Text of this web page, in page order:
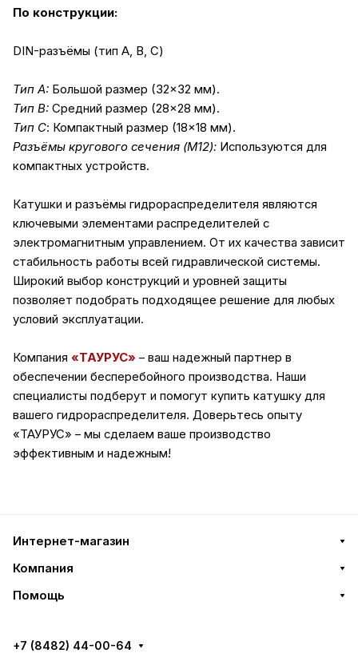
По конструкции:
DIN-разъёмы (тип A, B, C)
Тип A: Большой размер (32×32 мм).
Тип B: Средний размер (28×28 мм).
Тип C: Компактный размер (18×18 мм).
Разъёмы кругового сечения (M12): Используются для
компактных устройств.
Катушки и разъёмы гидрораспределителя являются
ключевыми элементами распределителей с
электромагнитным управлением. От их качества зависит
стабильность работы всей гидравлической системы.
Широкий выбор конструкций и уровней защиты
позволяет подобрать подходящее решение для любых
условий эксплуатации.
Компания «ТАУРУС» – ваш надежный партнер в
обеспечении бесперебойного производства. Наши
специалисты подберут и помогут купить катушку для
вашего гидрораспределителя. Доверьтесь опыту
«ТАУРУС» – мы сделаем ваше производство
эффективным и надежным!
Интернет-магазин
Компания
Помощь
+7 (8482) 44-00-64